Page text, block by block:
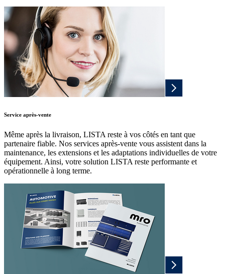
Service après-vente
Même après la livraison, LISTA reste à vos côtés en tant que
partenaire fiable. Nos services après-vente vous assistent dans la
maintenance, les extensions et les adaptations individuelles de votre
équipement. Ainsi, votre solution LISTA reste performante et
opérationnelle à long terme.